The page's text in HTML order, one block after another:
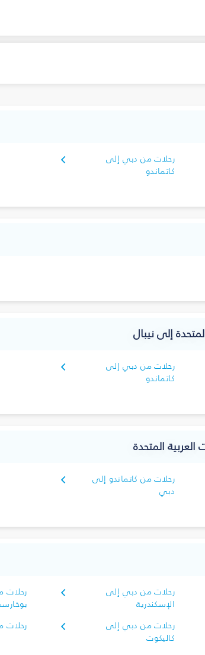
رحلات من دبي إلى
كاتماندو
إلى نيبال
رحلات من دبي إلى
كاتماندو
المتحدة
رحلات من كاتماندو إلى
دبي
رحلات من دبي إلى
الإسكندرية
رحلات
رحلات من دبي إلى
كاليكوت
رحلات